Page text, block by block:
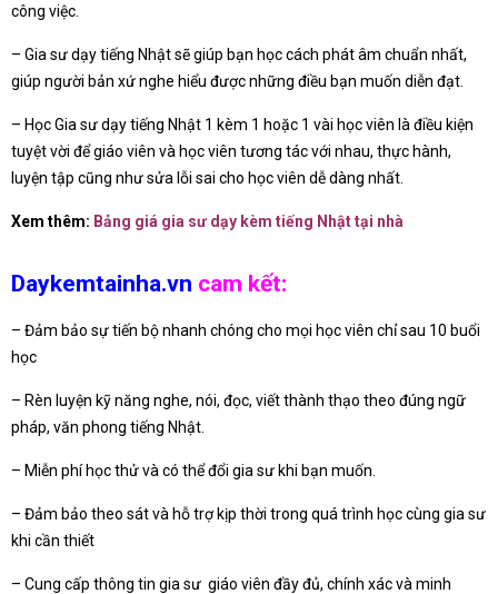
công việc.
– Gia sư dạy tiếng Nhật sẽ giúp bạn học cách phát âm chuẩn nhất,
giúp người bản xứ nghe hiểu được những điều bạn muốn diễn đạt.
– Học Gia sư dạy tiếng Nhật 1 kèm 1 hoặc 1 vài học viên là điều kiện
tuyệt vời để giáo viên và học viên tương tác với nhau, thực hành,
luyện tập cũng như sửa lỗi sai cho học viên dễ dàng nhất.
Xem thêm: Bảng giá gia sư dạy kèm tiếng Nhật tại nhà
Daykemtainha.vn cam kết:
– Đảm bảo sự tiến bộ nhanh chóng cho mọi học viên chỉ sau 10 buổi
học
– Rèn luyện kỹ năng nghe, nói, đọc, viết thành thạo theo đúng ngữ
pháp, văn phong tiếng Nhật.
– Miễn phí học thử và có thể đổi gia sư khi bạn muốn.
– Đảm bảo theo sát và hỗ trợ kịp thời trong quá trình học cùng gia sư
khi cần thiết
– Cung cấp thông tin gia sư giáo viên đầy đủ, chính xác và minh